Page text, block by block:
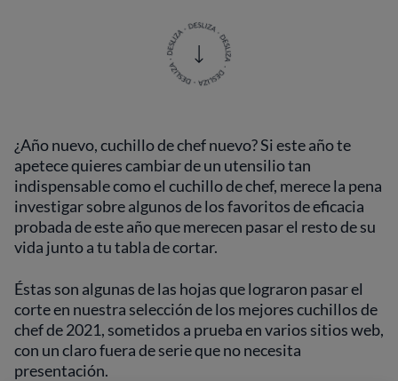
¿Año nuevo, cuchillo de chef nuevo? Si este año te
apetece quieres cambiar de un utensilio tan
indispensable como el cuchillo de chef, merece la pena
investigar sobre algunos de los favoritos de eficacia
probada de este año que merecen pasar el resto de su
vida junto a tu tabla de cortar.
Éstas son algunas de las hojas que lograron pasar el
corte en nuestra selección de los mejores cuchillos de
chef de 2021, sometidos a prueba en varios sitios web,
con un claro fuera de serie que no necesita
presentación.